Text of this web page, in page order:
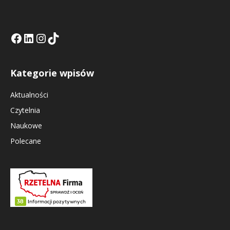
Facebook
LinkedIn
Tik Tok KEInstagramm KE
Kategorie wpisów
Aktualności
Czytelnia
Naukowe
Polecane